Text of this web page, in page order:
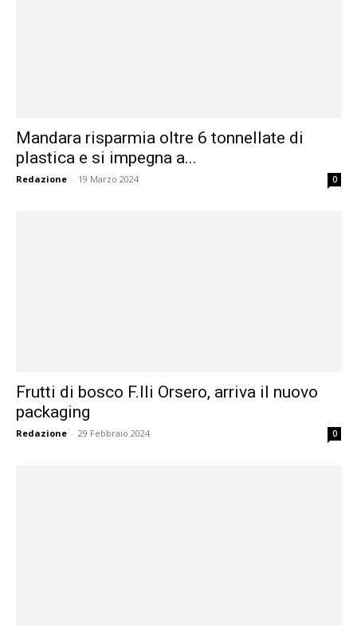
Mandara risparmia oltre 6 tonnellate di
plastica e si impegna a...
Redazione - 19 Marzo 2024 0
Frutti di bosco F.lli Orsero, arriva il nuovo
packaging
Redazione - 29 Febbraio 2024 0